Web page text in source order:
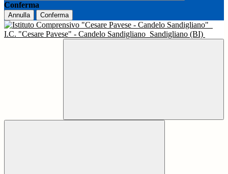
Conferma
Annulla Conferma
I.C. "Cesare Pavese" - Candelo Sandigliano Sandigliano (BI)